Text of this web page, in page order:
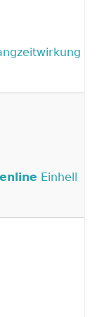
Einhell